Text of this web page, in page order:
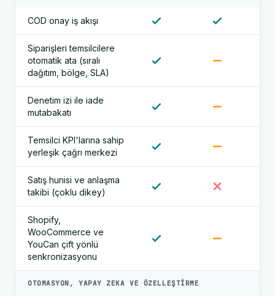
COD onay iş akışı
Siparişleri temsilcilere
otomatik ata (sıralı
dağıtım, bölge, SLA)
Denetim izi ile iade
mutabakatı
Temsilci KPI'larına sahip
yerleşik çağrı merkezi
Satış hunisi ve anlaşma
takibi (çoklu dikey)
Shopify,
WooCommerce ve
YouCan çift yönlü
senkronizasyonu
OTOMASYON, YAPAY ZEKA VE ÖZELLEŞTIRME